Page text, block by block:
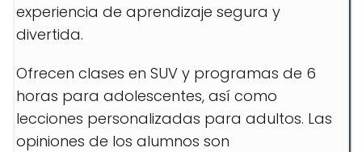
experiencia de aprendizaje segura y
divertida.
Ofrecen clases en SUV y programas de 6
horas para adolescentes, así como
lecciones personalizadas para adultos. Las
opiniones de los alumnos son